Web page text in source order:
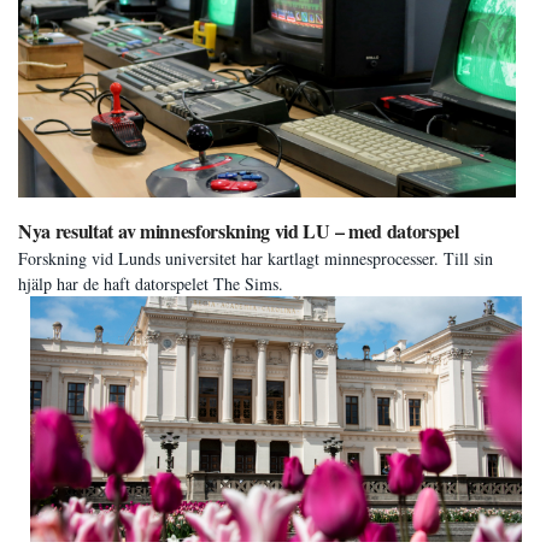
Nya resultat av minnesforskning vid LU – med datorspel
Forskning vid Lunds universitet har kartlagt minnesprocesser. Till sin
hjälp har de haft datorspelet The Sims.